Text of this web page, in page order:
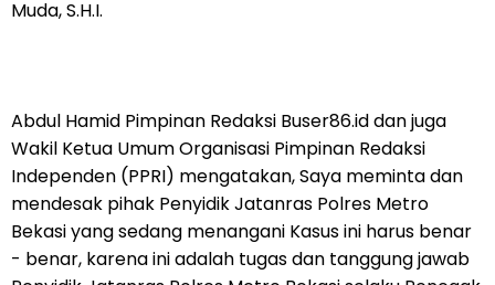
Muda, S.H.I.
Abdul Hamid Pimpinan Redaksi Buser86.id dan juga
Wakil Ketua Umum Organisasi Pimpinan Redaksi
Independen (PPRI) mengatakan, Saya meminta dan
mendesak pihak Penyidik Jatanras Polres Metro
Bekasi yang sedang menangani Kasus ini harus benar
- benar, karena ini adalah tugas dan tanggung jawab